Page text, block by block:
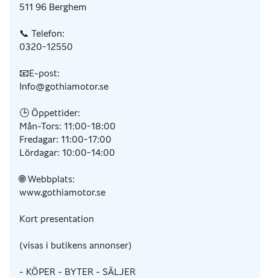
511 96 Berghem
📞 Telefon:
0320-12550
📧E-post:
Info@gothiamotor.se
🕒 Öppettider:
Mån-Tors: 11:00-18:00
Fredagar: 11:00-17:00
Lördagar: 10:00-14:00
🌐 Webbplats:
www.gothiamotor.se
Kort presentation
(visas i butikens annonser)
- KÖPER - BYTER - SÄLJER